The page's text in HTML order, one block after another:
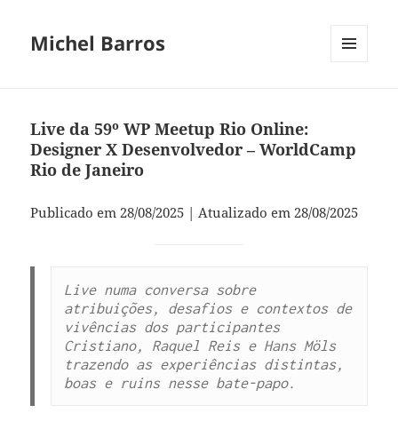
Michel Barros
Live da 59º WP Meetup Rio Online:
Designer X Desenvolvedor – WorldCamp
Rio de Janeiro
Publicado em 28/08/2025 | Atualizado em 28/08/2025
Live numa conversa sobre
atribuições, desafios e contextos de
vivências dos participantes
Cristiano, Raquel Reis e Hans Möls
trazendo as experiências distintas,
boas e ruins nesse bate-papo.